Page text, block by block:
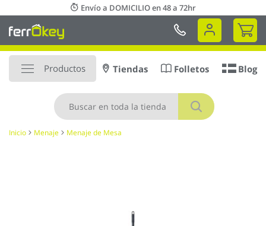
al
contenido
Envío a DOMICILIO en 48 a 72hr
Mi
Productos
Buscar
Tiendas Folletos Blog
Inicio Menaje Menaje de Mesa